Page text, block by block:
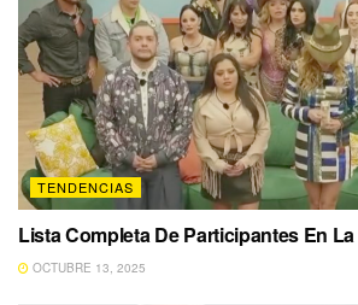
TENDENCIAS
Lista Completa De Participantes En
OCTUBRE 13, 2025